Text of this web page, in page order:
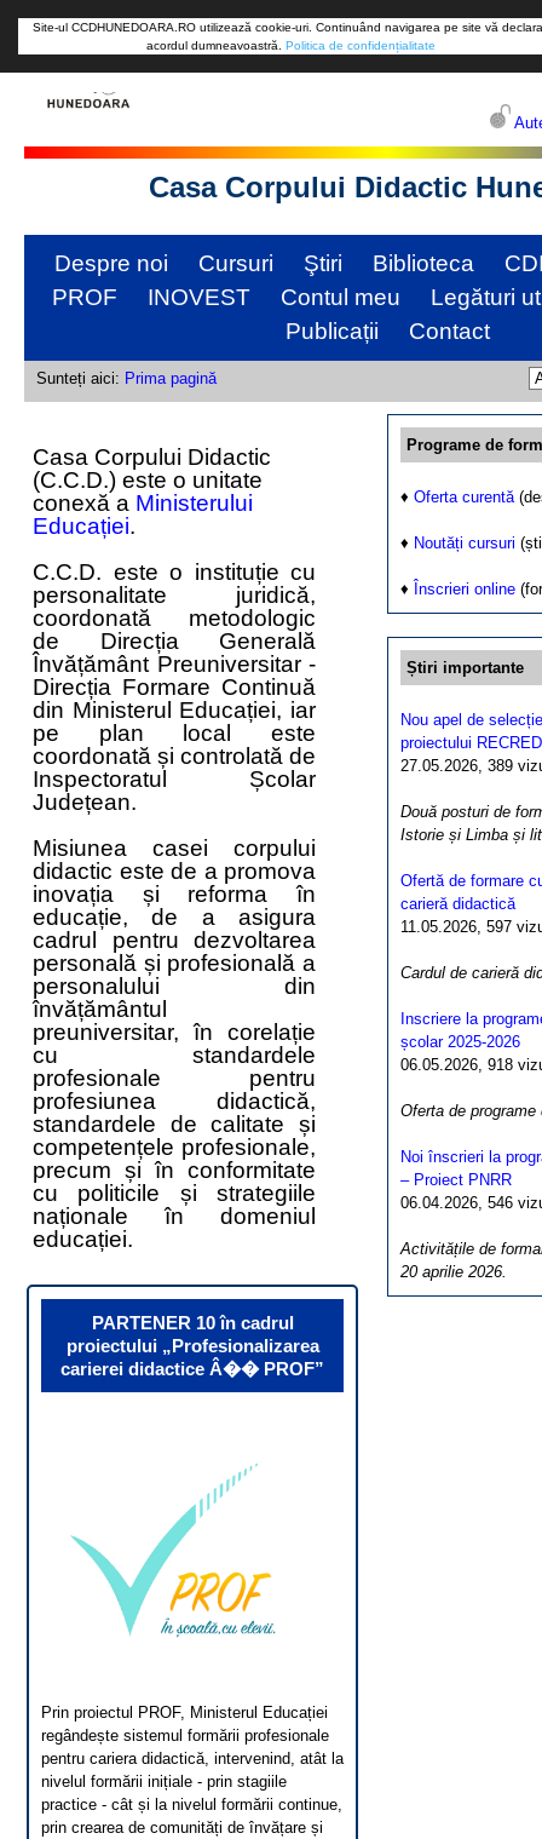
Site-ul CCDHUNEDOARA.RO utilizează cookie-uri. Continuând navigarea pe site vă
acordul dumneavoastră. Politica de confidențialitate
Casa Corpului Didactic
Despre noi Cursuri Ştiri Biblioteca
PROF
INOVEST Contul meu
Legături
Publicații
Contact
Sunteți aici: Prima pagină
Programe de
♦ Oferta curentă
♦ Noutăți cursuri
♦ Înscrieri online
Știri importante
Nou apel de
proiectului RECRED
27.05.2026, 389
Două posturi de
Istorie și Limba și
Ofertă de formare
carieră didactică
11.05.2026, 597
Cardul de carieră
Inscriere la
școlar 2025-2026
06.05.2026, 918
Oferta de programe
Noi înscrieri la
– Proiect PNRR
06.04.2026, 546
Activitățile de
20 aprilie 2026.
Casa Corpului Didactic
(C.C.D.) este o unitate
conexă a Ministerului
Educației.
C.C.D. este o instituție cu
personalitate juridică,
coordonată metodologic
de Direcția Generală
Învățământ Preuniversitar -
Direcția Formare Continuă
din Ministerul Educației, iar
pe plan local este
coordonată și controlată de
Inspectoratul Școlar
Județean.
Misiunea casei corpului
didactic este de a promova
inovația și reforma în
educație, de a asigura
cadrul pentru dezvoltarea
personală și profesională a
personalului din
învățământul
preuniversitar, în corelație
cu standardele
profesionale pentru
profesiunea didactică,
standardele de calitate și
competențele profesionale,
precum și în conformitate
cu politicile și strategiile
naționale în domeniul
educației.
PARTENER 10 în cadrul
proiectului „Profesionalizarea
carierei didactice Â�� PROF”
Prin proiectul PROF, Ministerul Educației
regândește sistemul formării profesionale
pentru cariera didactică, intervenind, atât la
nivelul formării inițiale - prin stagiile
practice - cât și la nivelul formării continue,
prin crearea de comunități de învățare și